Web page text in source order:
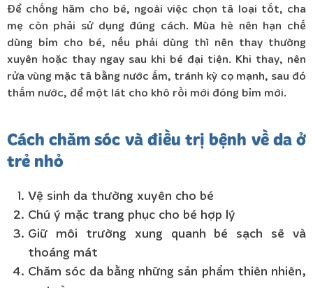
Để chống hăm cho bé, ngoài việc chọn tã loại tốt, cha
mẹ còn phải sử dụng đúng cách. Mùa hè nên hạn chế
dùng bỉm cho bé, nếu phải dùng thì nên thay thường
xuyên hoặc thay ngay sau khi bé đại tiện. Khi thay, nên
rửa vùng mặc tã bằng nước ấm, tránh kỳ cọ mạnh, sau đó
thấm nước, để một lát cho khô rồi mới đóng bỉm mới.
Cách chăm sóc và điều trị bệnh về da ở
trẻ nhỏ
Vệ sinh da thường xuyên cho bé
Chú ý mặc trang phục cho bé hợp lý
Giữ môi trường xung quanh bé sạch sẽ và
thoáng mát
Chăm sóc da bằng những sản phẩm thiên nhiên,